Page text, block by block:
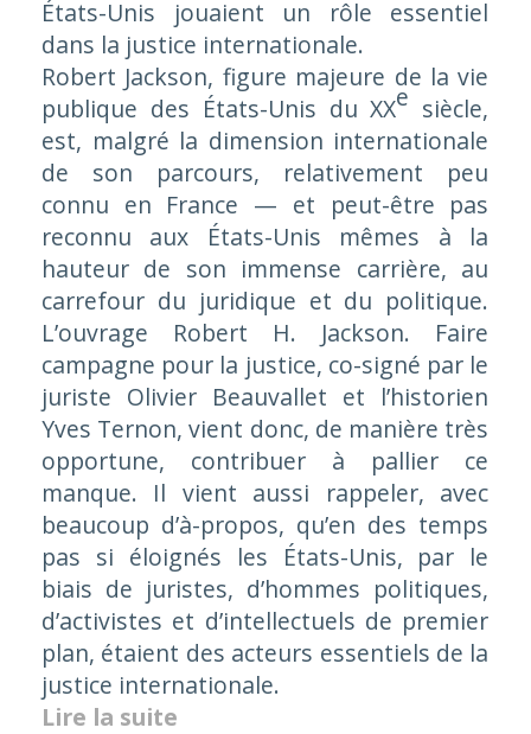
États-Unis jouaient un rôle essentiel
dans la justice internationale.
Robert Jackson, figure majeure de la vie
publique des États-Unis duXXe siècle,
est, malgré la dimension internationale
de son parcours, relativement peu
connu en France — et peut-être pas
reconnu aux États-Unis mêmes à la
hauteur de son immense carrière, au
carrefour du juridique et du politique.
L’ouvrage Robert H. Jackson. Faire
campagne pour la justice, co-signé par le
juriste Olivier Beauvallet et l’historien
Yves Ternon, vient donc, de manière très
opportune, contribuer à pallier ce
manque. Il vient aussi rappeler, avec
beaucoup d’à-propos, qu’en des temps
pas si éloignés les États-Unis, par le
biais de juristes, d’hommes politiques,
d’activistes et d’intellectuels de premier
plan, étaient des acteurs essentiels de la
justice internationale.
Lire la suite